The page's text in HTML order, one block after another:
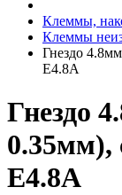
Клеммы,
Клеммы
Гнездо
E4.8A
Гнездо
0.35мм),
E4.8A